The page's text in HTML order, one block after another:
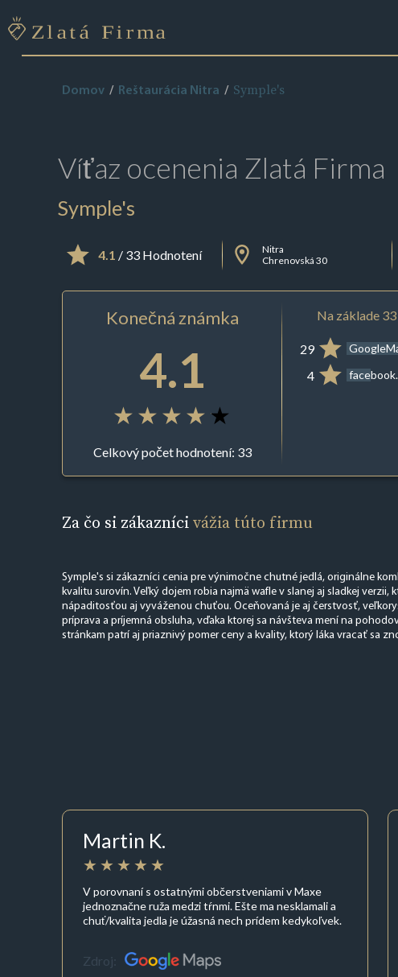
Domov Reštaurácia Nitra Symple's
Víťaz ocenenia Zlatá Firma
Symple's
4.1 / 33 Hodnotení
Nitra
Chrenovská 30
Konečná známka
4.1
Celkový počet hodnotení: 33
Na základe
29
4
Za čo si zákaznícivážia túto firmu
Symple's si zákazníci cenia pre výnimočne chutné jedlá, originálne
kvalitu surovín. Veľký dojem robia najmä wafle v slanej aj sladkej verzii,
nápaditosťou aj vyváženou chuťou. Oceňovaná je aj čerstvosť,
príprava a príjemná obsluha, vďaka ktorej sa návšteva mení na
stránkam patrí aj priaznivý pomer ceny a kvality, ktorý láka vracať sa
Martin K.
V porovnaní s ostatnými občerstveniami v Maxe
jednoznačne ruža medzi tŕnmi. Ešte ma nesklamali a
chuť/kvalita jedla je úžasná nech prídem kedykoľvek.
Zdroj: